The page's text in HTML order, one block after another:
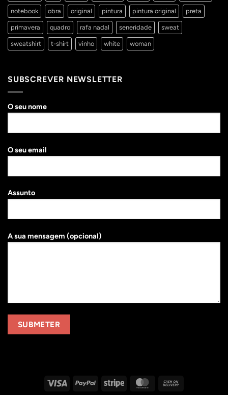
notebook obra original pintura pintura original preta
primavera quadro rafa nadal seneridade sweat
sweatshirt t-shirt vinho white woman
SUBSCREVER NEWSLETTER
O seu nome
O seu email
Assunto
A sua mensagem (opcional)
Visa PayPal Stripe MasterCard